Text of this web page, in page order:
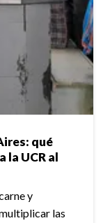
qué
la UCR al
y
las